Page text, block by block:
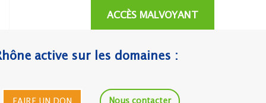
ACCÈS MALVOYANT
active sur les domaines :
Nous contacter